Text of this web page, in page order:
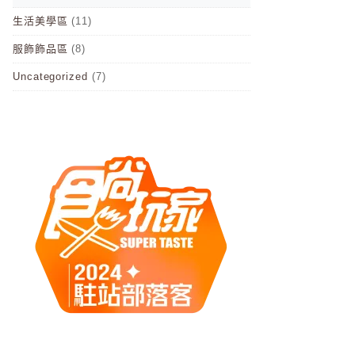
生活美學區 (11)
服飾飾品區 (8)
Uncategorized (7)